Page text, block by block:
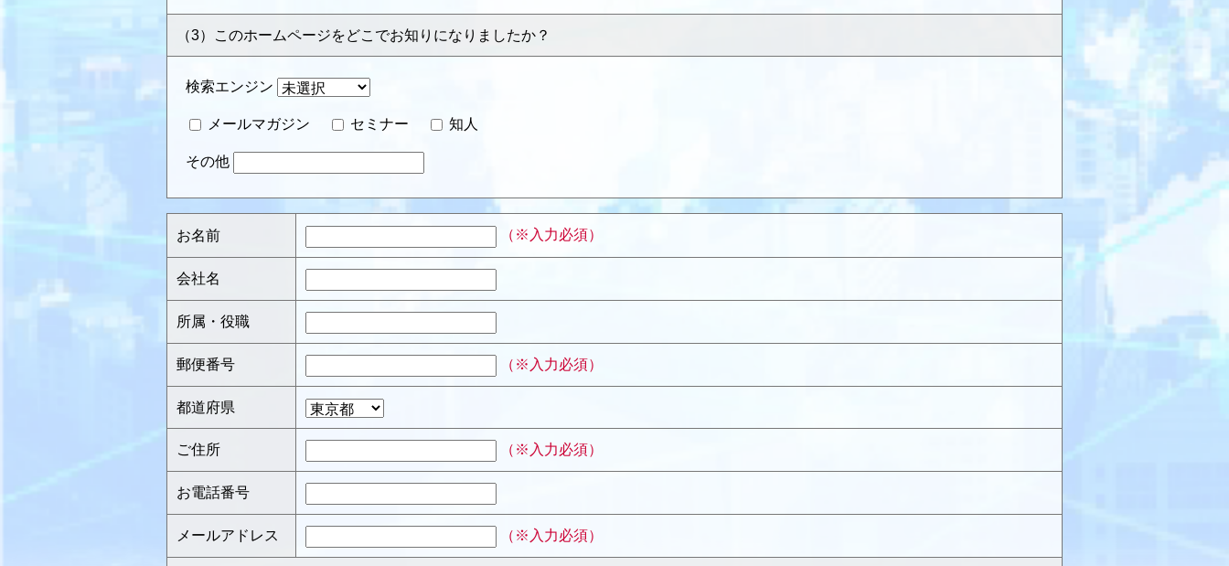
（3）このホームページをどこでお知りになりましたか？
検索エンジン
メールマガジン セミナー 知人
その他
お名前 （※入力必須）
会社名
所属・役職
郵便番号 （※入力必須）
都道府県
ご住所 （※入力必須）
お電話番号
メールアドレス （※入力必須）